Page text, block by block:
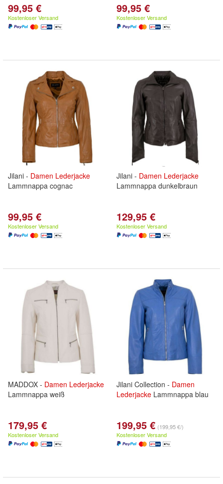
99,95 €
Kostenloser Versand
99,95 €
Kostenloser Versand
Jilani - Damen Lederjacke
Lammnappa cognac
99,95 €
Kostenloser Versand
Jilani - Damen Lederjacke
Lammnappa dunkelbraun
129,95 €
Kostenloser Versand
MADDOX - Damen Lederjacke
Lammnappa weiß
179,95 €
Kostenloser Versand
Jilani Collection - Damen
Lederjacke Lammnappa blau
199,95 € (199,95 €/)
Kostenloser Versand